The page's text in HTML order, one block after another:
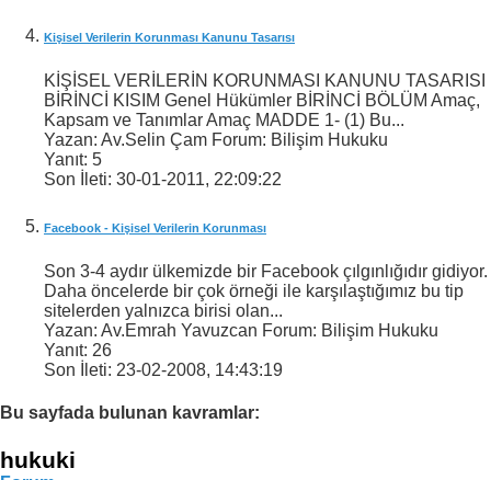
Kişisel Verilerin Korunması Kanunu Tasarısı
KİŞİSEL VERİLERİN KORUNMASI KANUNU TASARISI
BİRİNCİ KISIM Genel Hükümler BİRİNCİ BÖLÜM Amaç,
Kapsam ve Tanımlar Amaç MADDE 1- (1) Bu...
Yazan: Av.Selin Çam Forum: Bilişim Hukuku
Yanıt: 5
Son İleti: 30-01-2011, 22:09:22
Facebook - Kişisel Verilerin Korunması
Son 3-4 aydır ülkemizde bir Facebook çılgınlığıdır gidiyor.
Daha öncelerde bir çok örneği ile karşılaştığımız bu tip
sitelerden yalnızca birisi olan...
Yazan: Av.Emrah Yavuzcan Forum: Bilişim Hukuku
Yanıt: 26
Son İleti: 23-02-2008, 14:43:19
Bu sayfada bulunan kavramlar:
hukuki